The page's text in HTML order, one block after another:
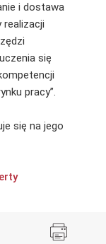
i dostawa
realizacji
się
pracy”.
się na jego